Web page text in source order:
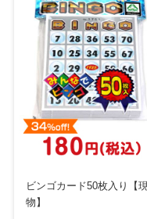
ビンゴカード50枚入り【現
物】